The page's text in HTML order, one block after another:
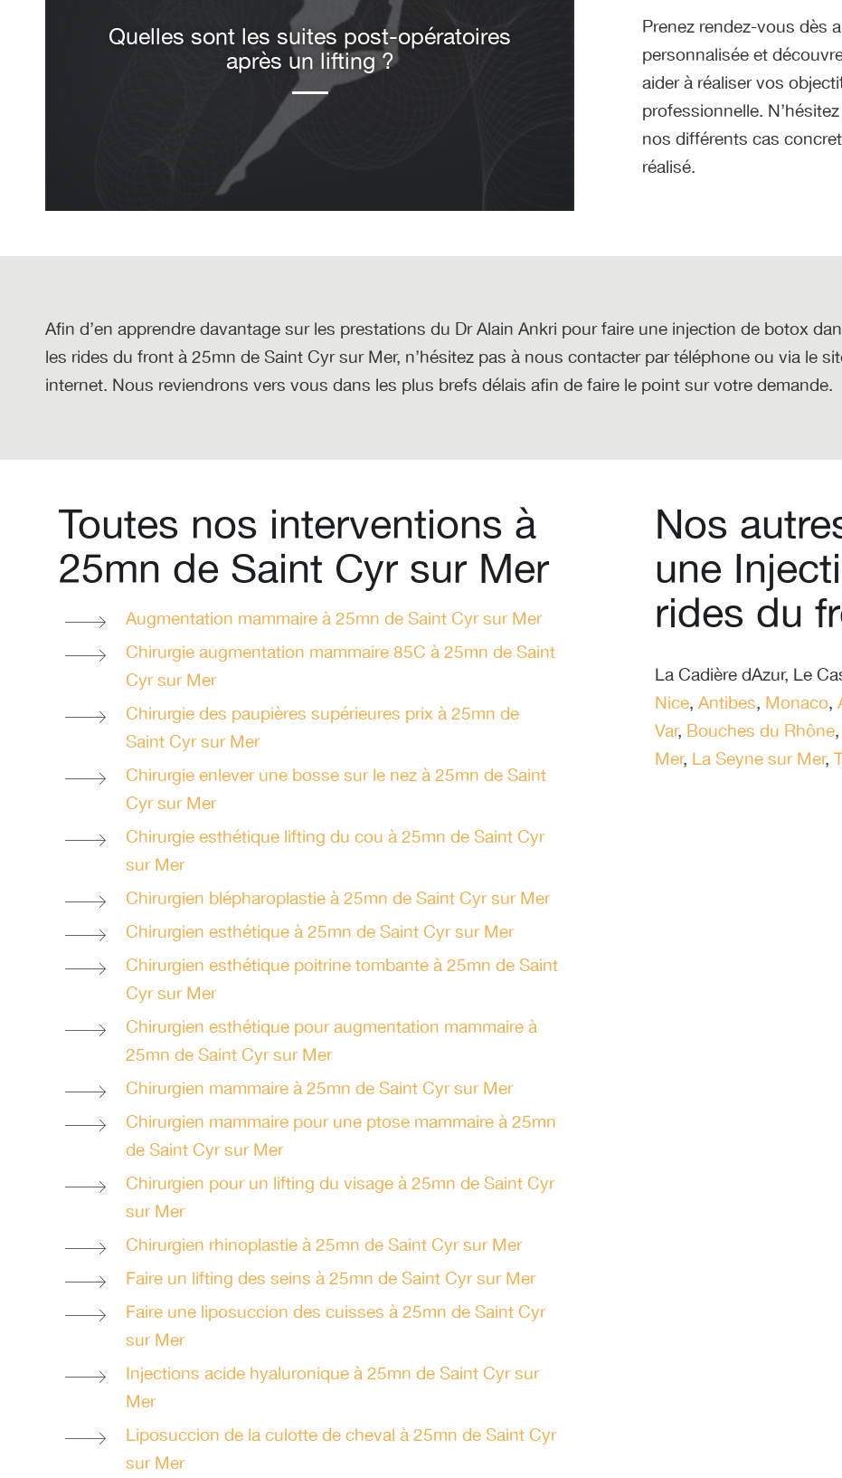
Quelles sont les suites post-opératoires
après un lifting ?
Les injections d’acide hyaluronique pour
comblement du visage à Marseille
Prenez rendez-vous dès
personnalisée et
aider à réaliser vos
professionnelle.
nos différents cas
réalisé.
Afin d’en apprendre davantage sur les prestations du Dr Alain Ankri pour faire une injection de botox
les rides du front à 25mn de Saint Cyr sur Mer, n’hésitez pas à nous contacter par téléphone ou via le
internet. Nous reviendrons vers vous dans les plus brefs délais afin de faire le point sur votre demande.
Toutes nos interventions à
25mn de Saint Cyr sur Mer
Augmentation mammaire à 25mn de Saint Cyr sur Mer
Chirurgie augmentation mammaire 85C à 25mn de Saint
Cyr sur Mer
Chirurgie des paupières supérieures prix à 25mn de
Saint Cyr sur Mer
Chirurgie enlever une bosse sur le nez à 25mn de Saint
Cyr sur Mer
Chirurgie esthétique lifting du cou à 25mn de Saint Cyr
sur Mer
Chirurgien blépharoplastie à 25mn de Saint Cyr sur Mer
Chirurgien esthétique à 25mn de Saint Cyr sur Mer
Chirurgien esthétique poitrine tombante à 25mn de Saint
Cyr sur Mer
Chirurgien esthétique pour augmentation mammaire à
25mn de Saint Cyr sur Mer
Chirurgien mammaire à 25mn de Saint Cyr sur Mer
Chirurgien mammaire pour une ptose mammaire à 25mn
de Saint Cyr sur Mer
Chirurgien pour un lifting du visage à 25mn de Saint Cyr
sur Mer
Chirurgien rhinoplastie à 25mn de Saint Cyr sur Mer
Faire un lifting des seins à 25mn de Saint Cyr sur Mer
Faire une liposuccion des cuisses à 25mn de Saint Cyr
sur Mer
Injections acide hyaluronique à 25mn de Saint Cyr sur
Mer
Liposuccion de la culotte de cheval à 25mn de Saint Cyr
sur Mer
Nos
une
rides du
La Cadière dAzur, Le
Nice,Antibes, Monaco,
Var, Bouches du Rhône
Mer, La Seyne sur Mer,